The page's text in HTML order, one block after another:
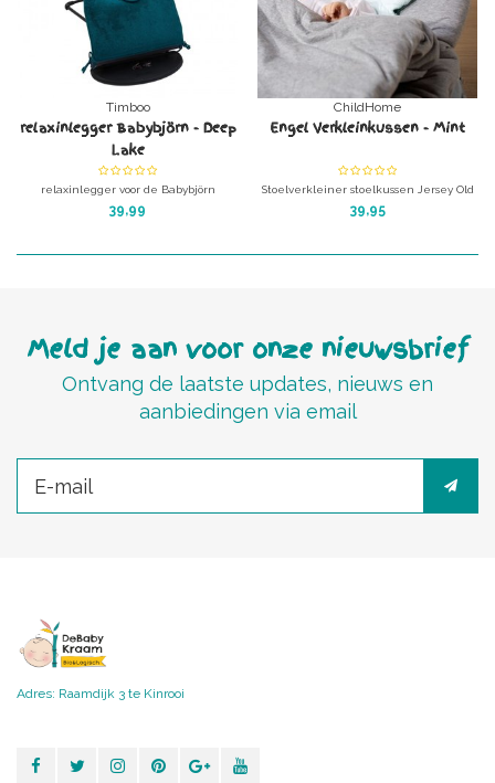
Timboo
relaxinlegger Babybjörn - Deep
Lake
relaxinlegger voor de Babybjörn
wipstoel, gemaakt van de geweldige
39,99
ChildHome
Engel Verkleinkussen - Mint
Stoelverkleiner stoelkussen Jersey Old
Pink. Maakt van ieder kindje een
buggy, kinderwagen etc.
39,95
Meld je aan voor onze nieuwsbrief
Ontvang de laatste updates, nieuws en
aanbiedingen via email
Adres: Raamdijk 3 te Kinrooi